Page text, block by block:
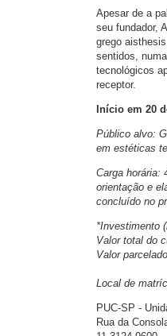
Apesar de a
seu fundador,
grego
sentidos,
tecnológicos
receptor.
Início em 20
Público alvo:
em estéticas
Carga horária:
orientação e
concluído no
*Investimento
Valor total do
Valor
Local de
PUC-SP -
Rua da